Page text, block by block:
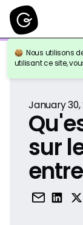
Nous utilisons
utilisant ce site,
Retour à la
January 30,
sur